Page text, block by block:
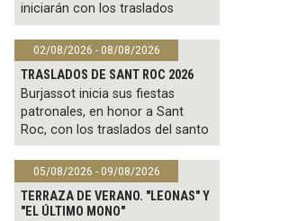
iniciarán con los traslados
02/08/2026 - 08/08/2026
TRASLADOS DE SANT ROC 2026
Burjassot inicia sus fiestas
patronales, en honor a Sant
Roc, con los traslados del santo
05/08/2026 - 09/08/2026
TERRAZA DE VERANO. "LEONAS" Y
"EL ÚLTIMO MONO"